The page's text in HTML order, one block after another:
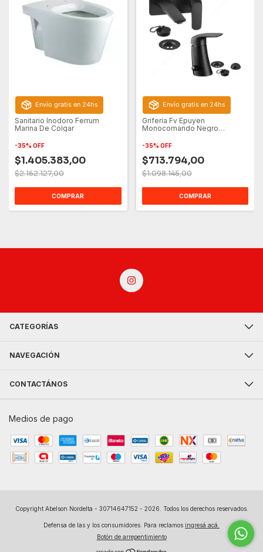
Envío gratis en 24hs
Sanitario Inodoro Ferrum
Marina De Colgar
-35% OFF
$1.405.383,00
$2.162.127,00
COMPRAR
Envío gratis en 24hs
Griferia Fv Epuyen
Monocomando Negro
-35% OFF
$713.794,00
$1.098.145,00
COMPRAR
CATEGORÍAS
NAVEGACIÓN
CONTACTÁNOS
Medios de pago
Copyright Abelson Nordelta - 30714647152 - 2026. Todos los derechos reservados.
Defensa de las y los consumidores. Para reclamos ingresá acá.
Botón de arrepentimiento